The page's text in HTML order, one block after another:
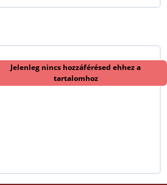
Jelenleg nincs hozzáférésed ehhez a
tartalomhoz